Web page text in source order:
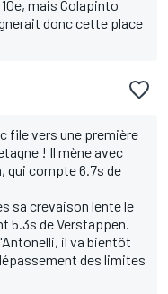
mais Colapinto
donc cette place
file vers une première
! Il mène avec
qui compte 6.7s de
sa crevaison lente le
5.3s de Verstappen.
il va bientôt
des limites